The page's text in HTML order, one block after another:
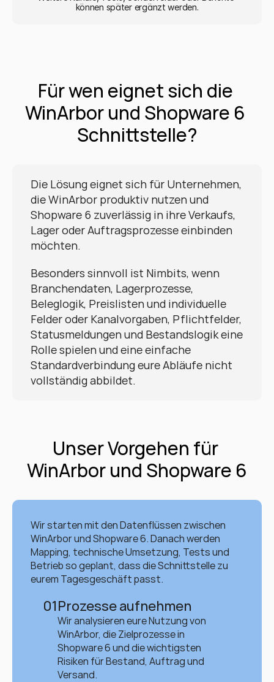
können später ergänzt werden.
Für wen eignet sich die
WinArbor und Shopware 6
Schnittstelle?
Die Lösung eignet sich für Unternehmen,
die WinArbor produktiv nutzen und
Shopware 6 zuverlässig in ihre Verkaufs,
Lager oder Auftragsprozesse einbinden
möchten.
Besonders sinnvoll ist Nimbits, wenn
Branchendaten, Lagerprozesse,
Beleglogik, Preislisten und individuelle
Felder oder Kanalvorgaben, Pflichtfelder,
Statusmeldungen und Bestandslogik eine
Rolle spielen und eine einfache
Standardverbindung eure Abläufe nicht
vollständig abbildet.
Unser Vorgehen für
WinArbor und Shopware 6
Wir starten mit den Datenflüssen zwischen
WinArbor und Shopware 6. Danach werden
Mapping, technische Umsetzung, Tests und
Betrieb so geplant, dass die Schnittstelle zu
eurem Tagesgeschäft passt.
01Prozesse aufnehmen
Wir analysieren eure Nutzung von
WinArbor, die Zielprozesse in
Shopware 6 und die wichtigsten
Risiken für Bestand, Auftrag und
Versand.